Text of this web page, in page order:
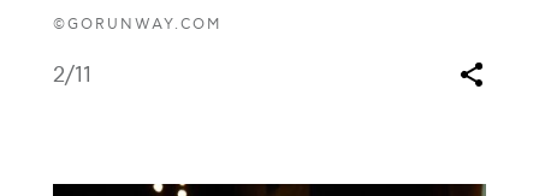
©GORUNWAY.COM
2/11